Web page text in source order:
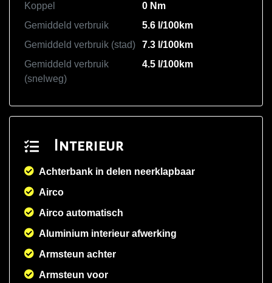
Koppel
0 Nm
Gemiddeld verbruik
5.6 l/100km
Gemiddeld verbruik (stad)
7.3 l/100km
Gemiddeld verbruik
(snelweg)
4.5 l/100km
Interieur
Achterbank in delen neerklapbaar
Airco
Airco automatisch
Aluminium interieur afwerking
Armsteun achter
Armsteun voor